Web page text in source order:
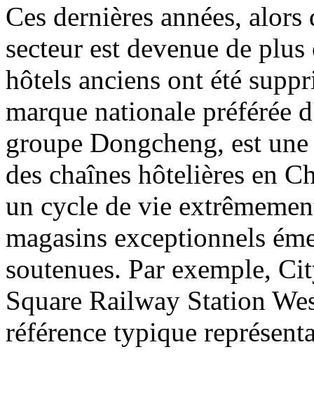
Ces dernières années,
secteur est devenue de
hôtels anciens ont été
marque nationale préférée
groupe Dongcheng, est
des chaînes hôtelières en
un cycle de vie
magasins exceptionnels
soutenues. Par exemple,
Square Railway Station
référence typique